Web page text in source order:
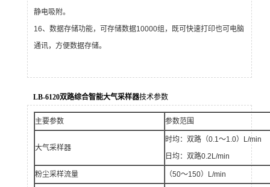
静电吸附。
16、数据存储功能，可存储数据10000组，既可快速打印也可电脑
通讯，方便数据存储。
LB-6120双路综合智能大气采样器技术参数
主要参数 参数范围
大气采样器
时均：双路（0.1～1.0）L/min
日均：双路0.2L/min
粉尘采样流量 （50～150）L/min